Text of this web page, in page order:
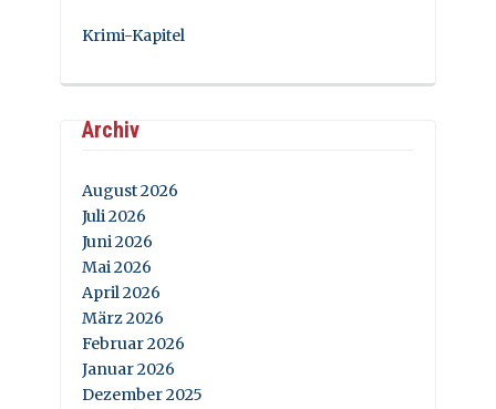
Krimi-Kapitel
Archiv
August 2026
Juli 2026
Juni 2026
Mai 2026
April 2026
März 2026
Februar 2026
Januar 2026
Dezember 2025